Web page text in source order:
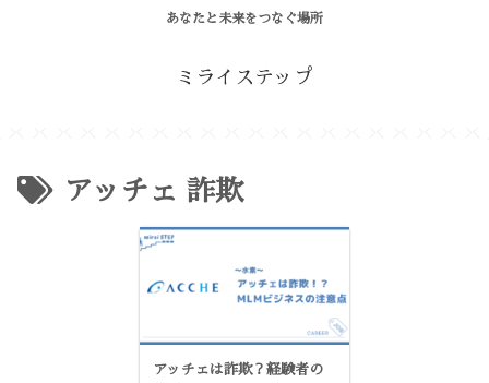
あなたと未来をつなぐ場所
ミライステップ
アッチェ 詐欺
アッチェは詐欺？経験者の